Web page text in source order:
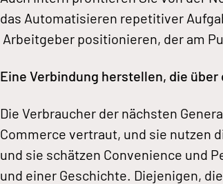
das Automatisieren repetitiver
Arbeitgeber positionieren, der am
Eine Verbindung herstellen, die
Die Verbraucher der nächsten
Commerce vertraut, und sie nutzen
und sie schätzen Convenience und
und einer Geschichte. Diejenigen,